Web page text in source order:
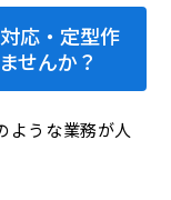
応・定型作
せんか？
ような業務が人